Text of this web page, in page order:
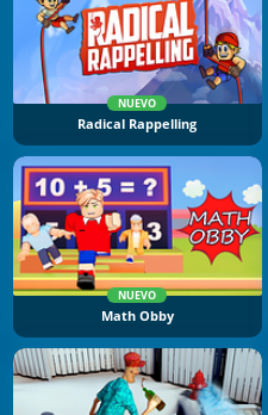
NUEVO
Radical Rappelling
NUEVO
Math Obby